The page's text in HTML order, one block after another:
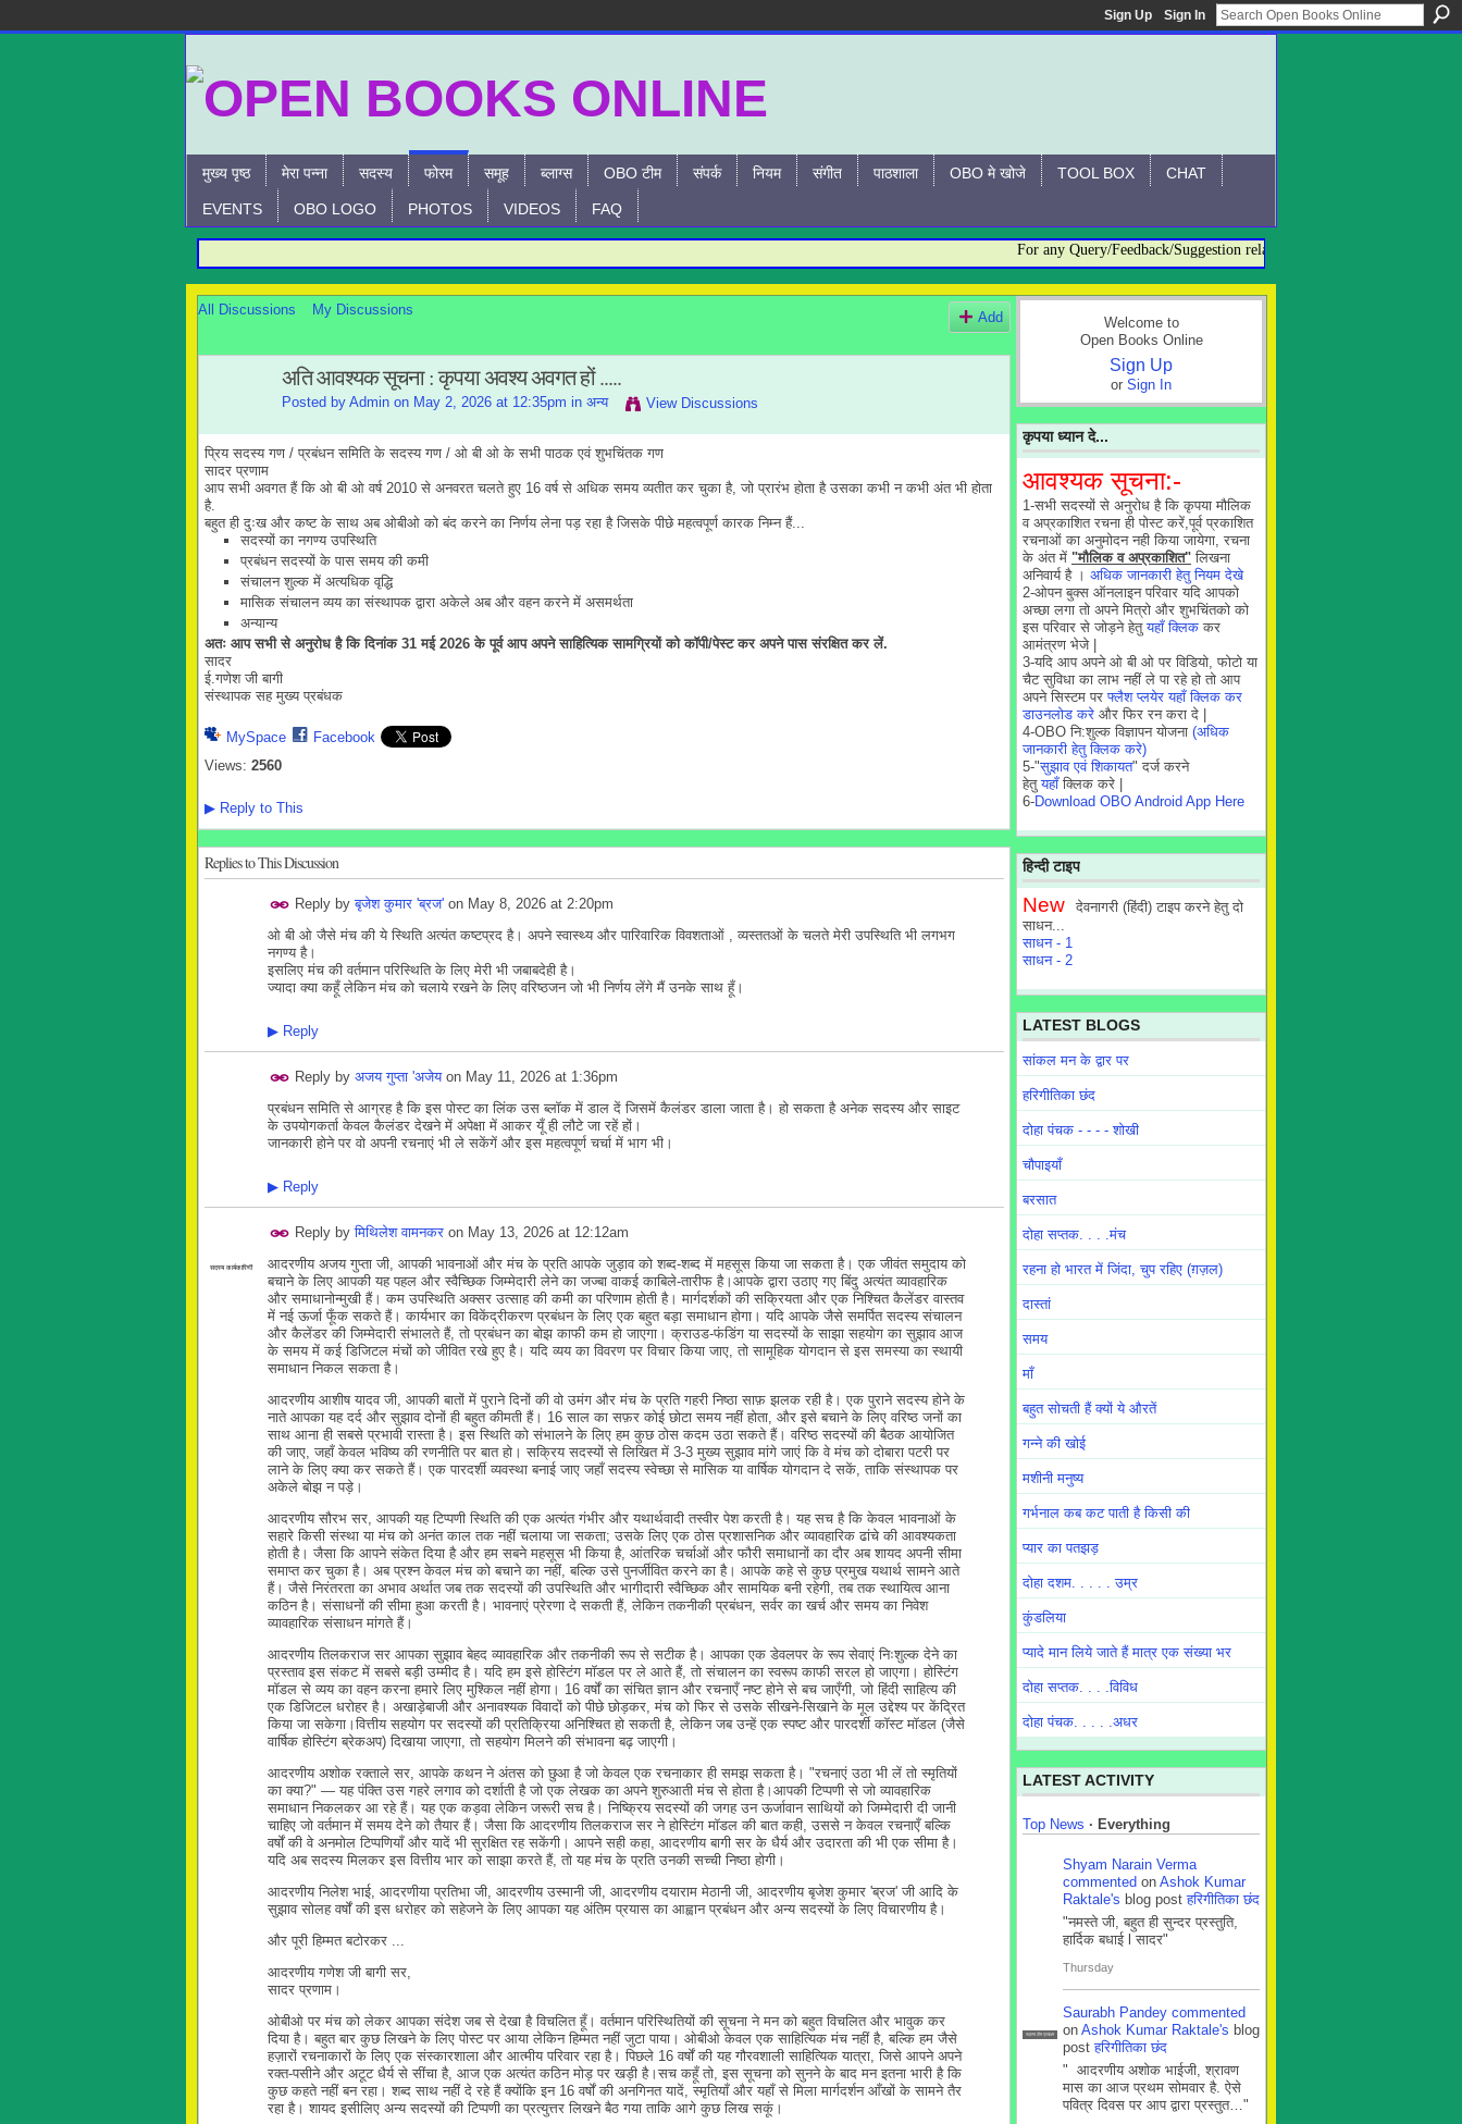
Sign Up Sign In
मुख्य पृष्ठ मेरा पन्ना सदस्य फोरम समूह ब्लाग्स OBO टीम संपर्क नियम संगीत पाठशाला OBO मे खोजे TOOL BOX CHAT
EVENTS OBO LOGO PHOTOS VIDEOS FAQ
For any Query/Feedback/Suggestion related to OBO, please contact:-
All Discussions My Discussions Add
अति आवश्यक सूचना : कृपया अवश्य अवगत हों .....
Posted by Admin on May 2, 2026 at 12:35pm in अन्य View Discussions
प्रिय सदस्य गण / प्रबंधन समिति के सदस्य गण / ओ बी ओ के सभी पाठक एवं शुभचिंतक गण
सादर प्रणाम
आप सभी अवगत हैं कि ओ बी ओ वर्ष 2010 से अनवरत चलते हुए 16 वर्ष से अधिक समय व्यतीत कर चुका है, जो प्रारंभ होता है उसका कभी न कभी अंत भी होता
है.
बहुत ही दुःख और कष्ट के साथ अब ओबीओ को बंद करने का निर्णय लेना पड़ रहा है जिसके पीछे महत्वपूर्ण कारक निम्न हैं...
सदस्यों का नगण्य उपस्थिति
प्रबंधन सदस्यों के पास समय की कमी
संचालन शुल्क में अत्यधिक वृद्धि
मासिक संचालन व्यय का संस्थापक द्वारा अकेले अब और वहन करने में असमर्थता
अन्यान्य
अतः आप सभी से अनुरोध है कि दिनांक 31 मई 2026 के पूर्व आप अपने साहित्यिक सामग्रियों को कॉपी/पेस्ट कर अपने पास संरक्षित कर लें.
सादर
ई.गणेश जी बागी
संस्थापक सह मुख्य प्रबंधक
MySpace
Facebook
Views: 2560
▶ Reply to This
Replies to This Discussion
Reply byबृजेश कुमार 'ब्रज' on May 8, 2026 at 2:20pm
ओ बी ओ जैसे मंच की ये स्थिति अत्यंत कष्टप्रद है। अपने स्वास्थ्य और पारिवारिक विवशताओं , व्यस्ततओं के चलते मेरी उपस्थिति भी लगभग
नगण्य है।
इसलिए मंच की वर्तमान परिस्थिति के लिए मेरी भी जबाबदेही है।
ज्यादा क्या कहूँ लेकिन मंच को चलाये रखने के लिए वरिष्ठजन जो भी निर्णय लेंगे मैं उनके साथ हूँ।
▶ Reply
Reply by अजय गुप्ता 'अजेयon May 11, 2026 at 1:36pm
प्रबंधन समिति से आग्रह है कि इस पोस्ट का लिंक उस ब्लॉक में डाल दें जिसमें कैलंडर डाला जाता है। हो सकता है अनेक सदस्य और साइट
के उपयोगकर्ता केवल कैलंडर देखने में अपेक्षा में आकर यूँ ही लौटे जा रहें हों।
जानकारी होने पर वो अपनी रचनाएं भी ले सकेंगें और इस महत्वपूर्ण चर्चा में भाग भी।
▶ Reply
सदस्य कार्यकारिणी
Reply byमिथिलेश वामनकर on May 13, 2026 at 12:12am
आदरणीय अजय गुप्ता जी, आपकी भावनाओं और मंच के प्रति आपके जुड़ाव को शब्द-शब्द में महसूस किया जा सकता है। एक जीवंत समुदाय को
बचाने के लिए आपकी यह पहल और स्वैच्छिक जिम्मेदारी लेने का जज्बा वाकई काबिले-तारीफ है।आपके द्वारा उठाए गए बिंदु अत्यंत व्यावहारिक
और समाधानोन्मुखी हैं। कम उपस्थिति अक्सर उत्साह की कमी का परिणाम होती है। मार्गदर्शकों की सक्रियता और एक निश्चित कैलेंडर वास्तव
में नई ऊर्जा फूँक सकते हैं। कार्यभार का विकेंद्रीकरण प्रबंधन के लिए एक बहुत बड़ा समाधान होगा। यदि आपके जैसे समर्पित सदस्य संचालन
और कैलेंडर की जिम्मेदारी संभालते हैं, तो प्रबंधन का बोझ काफी कम हो जाएगा। क्राउड-फंडिंग या सदस्यों के साझा सहयोग का सुझाव आज
के समय में कई डिजिटल मंचों को जीवित रखे हुए है। यदि व्यय का विवरण पर विचार किया जाए, तो सामूहिक योगदान से इस समस्या का स्थायी
समाधान निकल सकता है।
आदरणीय आशीष यादव जी, आपकी बातों में पुराने दिनों की वो उमंग और मंच के प्रति गहरी निष्ठा साफ़ झलक रही है। एक पुराने सदस्य होने के
नाते आपका यह दर्द और सुझाव दोनों ही बहुत कीमती हैं। 16 साल का सफ़र कोई छोटा समय नहीं होता, और इसे बचाने के लिए वरिष्ठ जनों का
साथ आना ही सबसे प्रभावी रास्ता है। इस स्थिति को संभालने के लिए हम कुछ ठोस कदम उठा सकते हैं। वरिष्ठ सदस्यों की बैठक आयोजित
की जाए, जहाँ केवल भविष्य की रणनीति पर बात हो। सक्रिय सदस्यों से लिखित में 3-3 मुख्य सुझाव मांगे जाएं कि वे मंच को दोबारा पटरी पर
लाने के लिए क्या कर सकते हैं। एक पारदर्शी व्यवस्था बनाई जाए जहाँ सदस्य स्वेच्छा से मासिक या वार्षिक योगदान दे सकें, ताकि संस्थापक पर
अकेले बोझ न पड़े।
आदरणीय सौरभ सर, आपकी यह टिप्पणी स्थिति की एक अत्यंत गंभीर और यथार्थवादी तस्वीर पेश करती है। यह सच है कि केवल भावनाओं के
सहारे किसी संस्था या मंच को अनंत काल तक नहीं चलाया जा सकता; उसके लिए एक ठोस प्रशासनिक और व्यावहारिक ढांचे की आवश्यकता
होती है। जैसा कि आपने संकेत दिया है और हम सबने महसूस भी किया है, आंतरिक चर्चाओं और फौरी समाधानों का दौर अब शायद अपनी सीमा
समाप्त कर चुका है। अब प्रश्न केवल मंच को बचाने का नहीं, बल्कि उसे पुनर्जीवित करने का है। आपके कहे से कुछ प्रमुख यथार्थ सामने आते
हैं। जैसे निरंतरता का अभाव अर्थात जब तक सदस्यों की उपस्थिति और भागीदारी स्वैच्छिक और सामयिक बनी रहेगी, तब तक स्थायित्व आना
कठिन है। संसाधनों की सीमा हुआ करती है। भावनाएं प्रेरणा दे सकती हैं, लेकिन तकनीकी प्रबंधन, सर्वर का खर्च और समय का निवेश
व्यावहारिक संसाधन मांगते हैं।
आदरणीय तिलकराज सर आपका सुझाव बेहद व्यावहारिक और तकनीकी रूप से सटीक है। आपका एक डेवलपर के रूप सेवाएं निःशुल्क देने का
प्रस्ताव इस संकट में सबसे बड़ी उम्मीद है। यदि हम इसे होस्टिंग मॉडल पर ले आते हैं, तो संचालन का स्वरूप काफी सरल हो जाएगा। होस्टिंग
मॉडल से व्यय का वहन करना हमारे लिए मुश्किल नहीं होगा। 16 वर्षों का संचित ज्ञान और रचनाएँ नष्ट होने से बच जाएँगी, जो हिंदी साहित्य की
एक डिजिटल धरोहर है। अखाड़ेबाजी और अनावश्यक विवादों को पीछे छोड़कर, मंच को फिर से उसके सीखने-सिखाने के मूल उद्देश्य पर केंद्रित
किया जा सकेगा।वित्तीय सहयोग पर सदस्यों की प्रतिक्रिया अनिश्चित हो सकती है, लेकिन जब उन्हें एक स्पष्ट और पारदर्शी कॉस्ट मॉडल (जैसे
वार्षिक होस्टिंग ब्रेकअप) दिखाया जाएगा, तो सहयोग मिलने की संभावना बढ़ जाएगी।
आदरणीय अशोक रक्ताले सर, आपके कथन ने अंतस को छुआ है जो केवल एक रचनाकार ही समझ सकता है। "रचनाएं उठा भी लें तो स्मृतियों
का क्या?" — यह पंक्ति उस गहरे लगाव को दर्शाती है जो एक लेखक का अपने शुरुआती मंच से होता है।आपकी टिप्पणी से जो व्यावहारिक
समाधान निकलकर आ रहे हैं। यह एक कड़वा लेकिन जरूरी सच है। निष्क्रिय सदस्यों की जगह उन ऊर्जावान साथियों को जिम्मेदारी दी जानी
चाहिए जो वर्तमान में समय देने को तैयार हैं। जैसा कि आदरणीय तिलकराज सर ने होस्टिंग मॉडल की बात कही, उससे न केवल रचनाएँ बल्कि
वर्षों की वे अनमोल टिप्पणियाँ और यादें भी सुरक्षित रह सकेंगी। आपने सही कहा, आदरणीय बागी सर के धैर्य और उदारता की भी एक सीमा है।
यदि अब सदस्य मिलकर इस वित्तीय भार को साझा करते हैं, तो यह मंच के प्रति उनकी सच्ची निष्ठा होगी।
आदरणीय निलेश भाई, आदरणीया प्रतिभा जी, आदरणीय उस्मानी जी, आदरणीय दयाराम मेठानी जी, आदरणीय बृजेश कुमार 'ब्रज' जी आदि के
सुझाव सोलह वर्षों की इस धरोहर को सहेजने के लिए आपका यह अंतिम प्रयास का आह्वान प्रबंधन और अन्य सदस्यों के लिए विचारणीय है।
और पूरी हिम्मत बटोरकर ...
आदरणीय गणेश जी बागी सर,
सादर प्रणाम।
ओबीओ पर मंच को लेकर आपका संदेश जब से देखा है विचलित हूँ। वर्तमान परिस्थितियों की सूचना ने मन को बहुत विचलित और भावुक कर
दिया है। बहुत बार कुछ लिखने के लिए पोस्ट पर आया लेकिन हिम्मत नहीं जुटा पाया। ओबीओ केवल एक साहित्यिक मंच नहीं है, बल्कि हम जैसे
हज़ारों रचनाकारों के लिए एक संस्कारशाला और आत्मीय परिवार रहा है। पिछले 16 वर्षों की यह गौरवशाली साहित्यिक यात्रा, जिसे आपने अपने
रक्त-पसीने और अटूट धैर्य से सींचा है, आज एक अत्यंत कठिन मोड़ पर खड़ी है।सच कहूँ तो, इस सूचना को सुनने के बाद मन इतना भारी है कि
कुछ कहते नहीं बन रहा। शब्द साथ नहीं दे रहे हैं क्योंकि इन 16 वर्षों की अनगिनत यादें, स्मृतियाँ और यहाँ से मिला मार्गदर्शन आँखों के सामने तैर
रहा है। शायद इसीलिए अन्य सदस्यों की टिप्पणी का प्रत्युत्तर लिखने बैठ गया ताकि आगे कुछ लिख सकूं।
Welcome to
Open Books Online
Sign Up
or Sign In
कृपया ध्यान दे...
आवश्यक सूचना:-
1-सभी सदस्यों से अनुरोध है कि कृपया मौलिक
व अप्रकाशित रचना ही पोस्ट करें,पूर्व प्रकाशित
रचनाओं का अनुमोदन नही किया जायेगा, रचना
के अंत में "मौलिक व अप्रकाशित" लिखना
अनिवार्य है । अधिक जानकारी हेतु नियम देखे
2-ओपन बुक्स ऑनलाइन परिवार यदि आपको
अच्छा लगा तो अपने मित्रो और शुभचिंतको को
इस परिवार से जोड़ने हेतुयहाँ क्लिक कर
आमंत्रण भेजे |
3-यदि आप अपने ओ बी ओ पर विडियो, फोटो या
चैट सुविधा का लाभ नहीं ले पा रहे हो तो आप
अपने सिस्टम परफ्लैश प्लयेर यहाँ क्लिक कर
डाउनलोड करे और फिर रन करा दे |
4-OBO नि:शुल्क विज्ञापन योजना (अधिक
जानकारी हेतु क्लिक करे)
5-"सुझाव एवं शिकायत" दर्ज करने
हेतुयहाँक्लिक करे |
6-Download OBO Android App Here
हिन्दी टाइप
New
देवनागरी (हिंदी) टाइप करने हेतु दो
साधन...
साधन - 1
साधन - 2
LATEST BLOGS
सांकल मन के द्वार पर
हरिगीतिका छंद
दोहा पंचक - - - - शोखी
चौपाइयाँ
बरसात
दोहा सप्तक. . . .मंच
रहना हो भारत में जिंदा, चुप रहिए (ग़ज़ल)
दास्तां
समय
माँ
बहुत सोचती हैं क्यों ये औरतें
गन्ने की खोई
मशीनी मनुष्य
गर्भनाल कब कट पाती है किसी की
प्यार का पतझड़
दोहा दशम. . . . . उम्र
कुंडलिया
प्यादे मान लिये जाते हैं मात्र एक संख्या भर
दोहा सप्तक. . . .विविध
दोहा पंचक. . . . .अधर
LATEST ACTIVITY
Top News · Everything
Shyam Narain Verma
commented on Ashok Kumar
Raktale's blog postहरिगीतिका छंद
"नमस्ते जी, बहुत ही सुन्दर प्रस्तुति,
हार्दिक बधाई l सादर"
Thursday
सदस्य टीम प्रबंधन
Saurabh Pandey commented
on Ashok Kumar Raktale's blog
postहरिगीतिका छंद
" आदरणीय अशोक भाईजी, श्रावण
मास का आज प्रथम सोमवार है. ऐसे
पवित्र दिवस पर आप द्वारा प्रस्तुत…"